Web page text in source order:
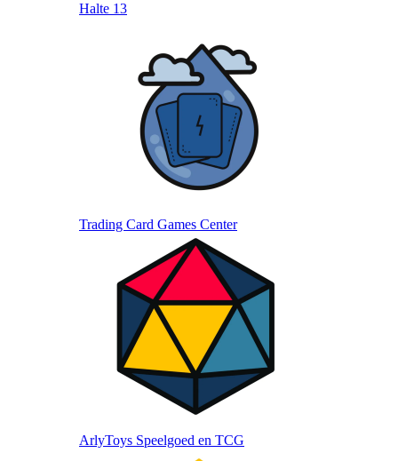
Halte 13
Trading Card Games Center
ArlyToys Speelgoed en TCG